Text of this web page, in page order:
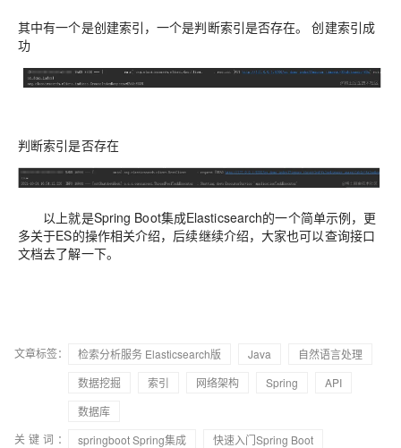
其中有一个是创建索引，一个是判断索引是否存在。 创建索引成
功
判断索引是否存在
以上就是Spring Boot集成Elasticsearch的一个简单示例，更
多关于ES的操作相关介绍，后续继续介绍，大家也可以查询接口
文档去了解一下。
文章标签： 检索分析服务 Elasticsearch版 Java
自然语言处理
数据挖掘
索引 网络架构 Spring
API
数据库
关键词：
springboot Spring集成
快速入门Spring Boot